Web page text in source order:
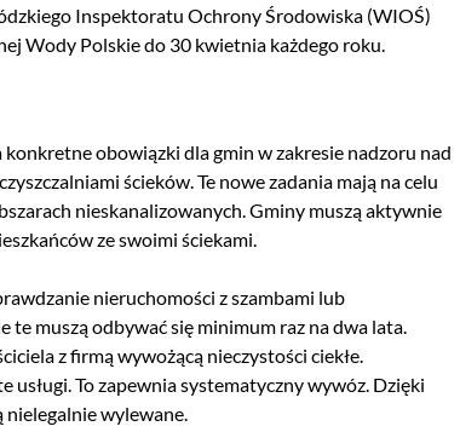
Inspektoratu Ochrony Środowiska (WIOŚ)
Wody Polskie do 30 kwietnia każdego roku.
obowiązki dla gmin w zakresie nadzoru nad
ścieków. Te nowe zadania mają na celu
nieskanalizowanych. Gminy muszą aktywnie
ze swoimi ściekami.
nieruchomości z szambami lub
muszą odbywać się minimum raz na dwa lata.
z firmą wywożącą nieczystości ciekłe.
To zapewnia systematyczny wywóz. Dzięki
wylewane.